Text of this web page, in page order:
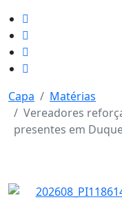
Capa
Matérias
Vereadores
presentes em